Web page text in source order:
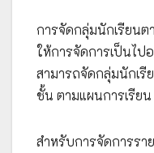
การจัดกลุ่มนักเรียนต
ให้การจัดการเป็นไ
สามารถจัดกลุ่มนักเรี
ชั้น ตามแผนการเรีย
สำหรับการจัดการรา